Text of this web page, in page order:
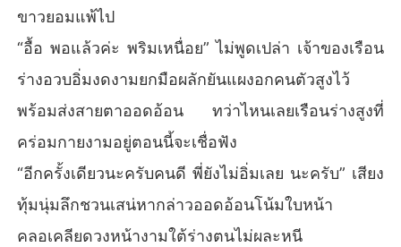
ตือน เธอหันกลับมามองหน้าน้องสาวแล้วส่งสายตาฟาดฟันกัน
..........
ตัวอย่าง 2
“เสียดายจัง ยังไม่ทันได้มองหุ่นเขาเลย พี่พีก็เอามือมาปิดตาพริ
มซะก่อน เสียดายจริงๆ”
“เสียดายทำไม! อยากดูก็มาดูหุ่นพี่นี่ พี่หุ่นดีกว่ามันตั้งเยอะ” ชาย
พริมายู่หน้าตอบ “มันไม่เหมือนกันนี่คะ ของพี่พีพริมได้ดูทุกวัน แ
ต่ของคนอื่นพริมแค่อยากมองเฉย ๆ” เธอยังคงลอยหน้าลอยตา
พูดต่อ ทั้งยังไม่วายเจื้อยแจ้วไปถึงบรรดาหุ่นไอดอลชายหรือศิล
ปินที่เธอชื่นชอบจนรพีพัฒน์ใบหน้าเขียวคล้ำเพราะความหึงหว
ขาวยอมแพ้ไป
“อื้อ พอแล้วค่ะ พริมเหนื่อย” ไม่พูดเปล่า เจ้าของเรือน
ร่างอวบอิ่มงดงามยกมือผลักยันแผงอกคนตัวสูงไว้
พร้อมส่งสายตาออดอ้อน ทว่าไหนเลยเรือนร่างสูงที่
คร่อมกายงามอยู่ตอนนี้จะเชื่อฟัง
“อีกครั้งเดียวนะครับคนดี พี่ยังไม่อิ่มเลย นะครับ” เสียง
ทุ้มนุ่มลึกชวนเสน่หากล่าวออดอ้อนโน้มใบหน้า
คลอเคลียดวงหน้างามใต้ร่างตนไม่ผละหนี